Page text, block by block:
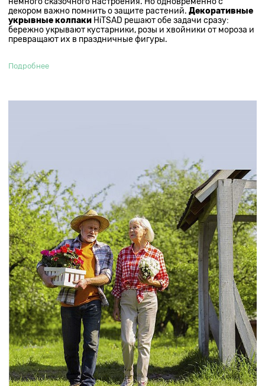
декором важно помнить о защите растений.Декоративные
укрывные колпаки HiTSAD решают обе задачи сразу:
бережно укрывают кустарники, розы и хвойники от мороза и
превращают их в праздничные фигуры.
Подробнее